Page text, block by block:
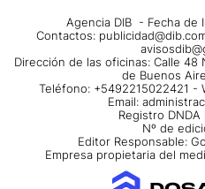
Agencia DIB - Fecha de
Contactos:
Dirección de las oficinas: Calle 48
de Buenos
Teléfono: +5492215022421 -
Email:
Registro
Nº de
Editor Responsable:
Empresa propietaria del